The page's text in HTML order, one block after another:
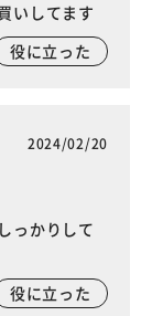
いしてます
役に立った
2024/02/20
っかりして
役に立った